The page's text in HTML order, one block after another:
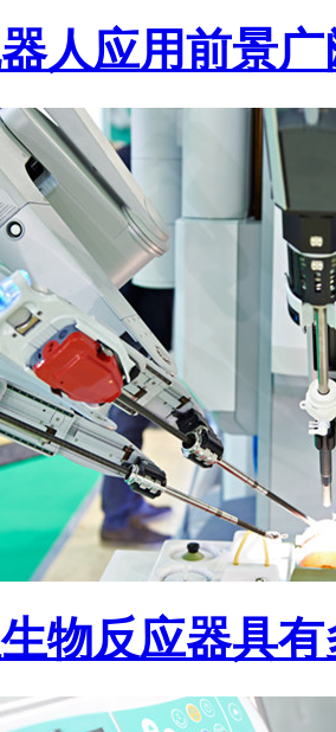
人应用前景
物反应器具